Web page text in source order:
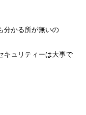
分かる所が無いの
キュリティーは大事で